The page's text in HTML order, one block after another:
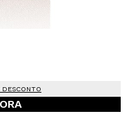
DESCONTO